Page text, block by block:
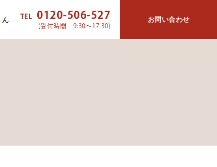
ん TEL 0120-506-527
(受付時間 9:30～17:30)
お問い合わせ